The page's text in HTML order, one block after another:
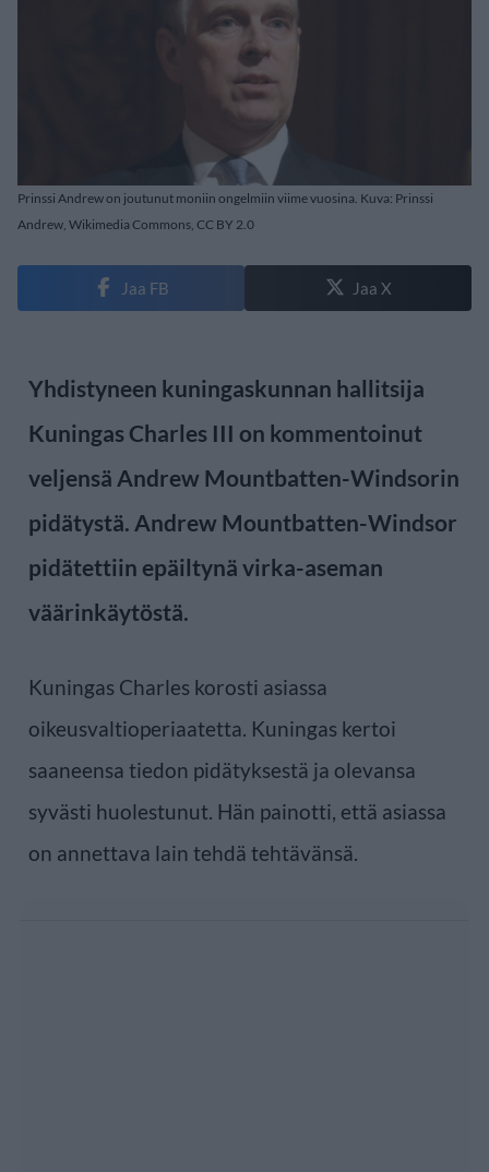
Prinssi Andrew on joutunut moniin ongelmiin viime vuosina. Kuva: Prinssi
Andrew, Wikimedia Commons, CC BY 2.0
Jaa FB Jaa X
Yhdistyneen kuningaskunnan hallitsija
Kuningas Charles III on kommentoinut
veljensä Andrew Mountbatten-Windsorin
pidätystä. Andrew Mountbatten-Windsor
pidätettiin epäiltynä virka-aseman
väärinkäytöstä.
Kuningas Charles korosti asiassa
oikeusvaltioperiaatetta. Kuningas kertoi
saaneensa tiedon pidätyksestä ja olevansa
syvästi huolestunut. Hän painotti, että asiassa
on annettava lain tehdä tehtävänsä.